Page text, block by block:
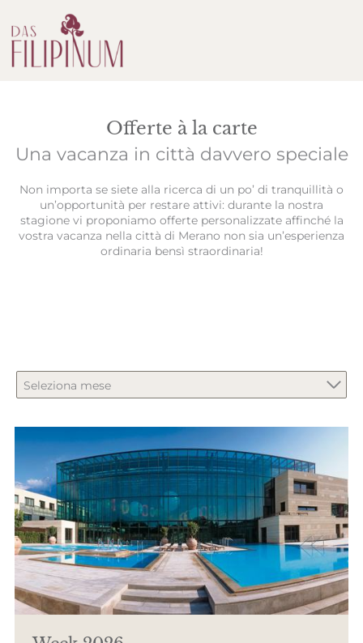
Offerte à la carte
Una vacanza in città davvero speciale
Non importa se siete alla ricerca di un po’ di tranquillità o
un’opportunità per restare attivi: durante la nostra
stagione vi proponiamo offerte personalizzate affinché la
vostra vacanza nella città di Merano non sia un’esperienza
ordinaria bensì straordinaria!
Seleziona mese